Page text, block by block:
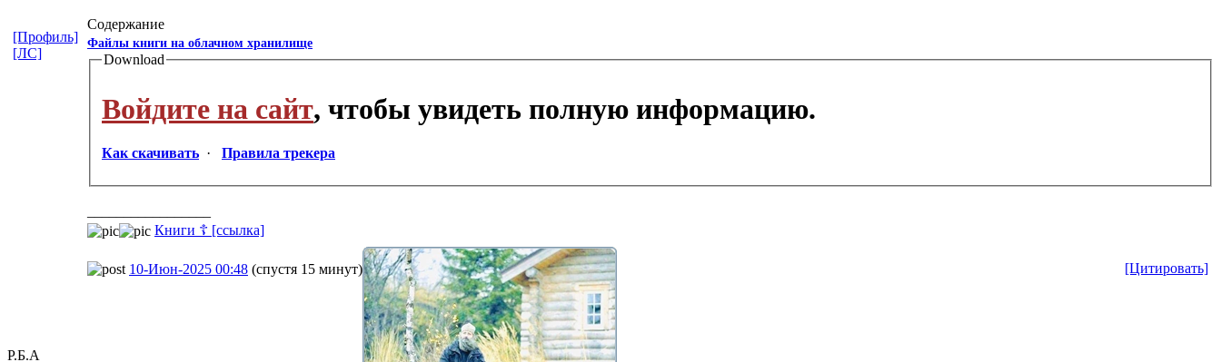
Содержание
Файлы книги на облачном хранилище
Download
Войдите на сайт, чтобы увидеть полную информацию.
Как скачивать · Правила трекера
Книги ☦ [ссылка]
[Профиль]
[ЛС]
Р.Б.А
10-Июн-2025 00:48 (спустя 15 минут) [Цитировать]